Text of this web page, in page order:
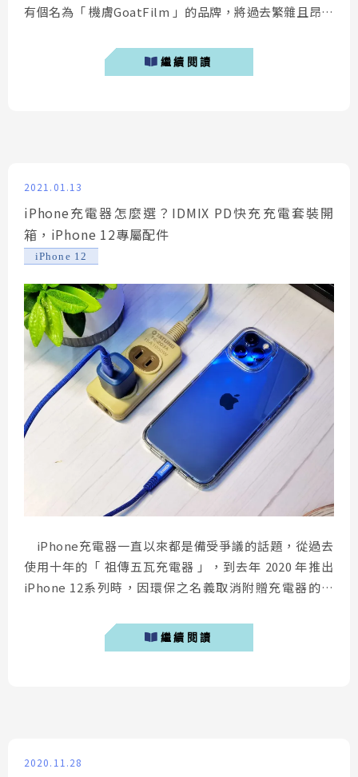
有個名為「 機膚GoatFilm 」的品牌，將過去繁雜且昂貴
以下則是筆者自己DIY iPhone 12 Pro Max 的包膜過程。
手機包膜需要注意什麼？ 隨著手機日漸盛行，包
繼續閱讀
2021.01.13
iPhone充電器怎麼選？IDMIX PD快充充電套裝開
箱，iPhone 12專屬配件
iPhone 12
iPhone充電器一直以來都是備受爭議的話題，從過去
使用十年的「 祖傳五瓦充電器 」，到去年 2020 年推出
iPhone 12系列時，因環保之名義取消附贈充電器的決
何購買適合 iPhone 充電規格的充電器。 iPhone哪裡
買最便宜？：購買指南 支援PD快充的i...
繼續閱讀
2020.11.28